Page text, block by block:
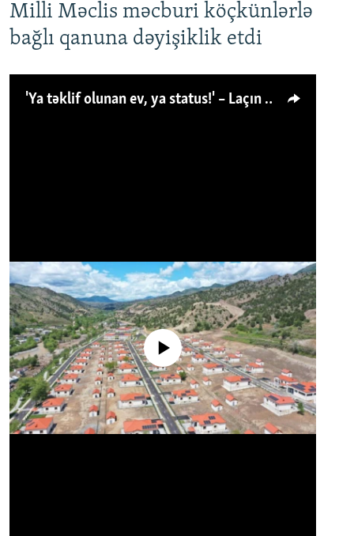
Milli Məclis məcburi köçkünlərlə
bağlı qanuna dəyişiklik etdi
'Ya təklif olunan ev, ya status!' – Laçın köçkünü: 'Laçından başqa heç hara!'
No media source currently available